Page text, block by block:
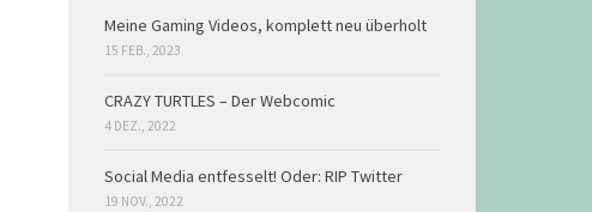
Meine Gaming Videos, komplett neu überholt
15 FEB., 2023
CRAZY TURTLES – Der Webcomic
4 DEZ., 2022
Social Media entfesselt! Oder: RIP Twitter
19 NOV., 2022